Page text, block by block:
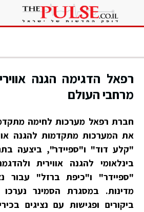
מרחבי העולם
חברת רפאל מערכות לחימה
את המערכות מתקדמות להגנה
"קלע דוד" ו"ספיידר", ביצעה
בינלאומי להגנה אווירית
מדינות. במסגרת הסמינר
ביקורים ופגישות עם נציגים